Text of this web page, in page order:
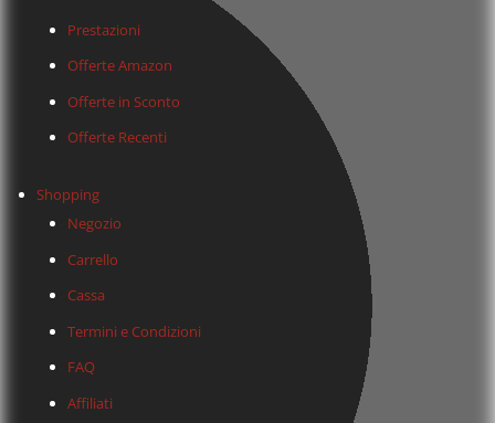
Prestazioni
Offerte Amazon
Offerte in Sconto
Offerte Recenti
Shopping
Negozio
Carrello
Cassa
Termini e Condizioni
FAQ
Affiliati